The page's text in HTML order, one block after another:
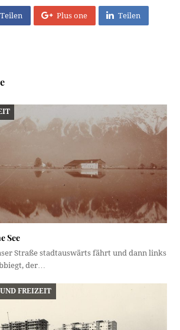
Teilen Plus one Teilen
See
Straße stadtauswärts fährt und dann links
der…
FREIZEIT